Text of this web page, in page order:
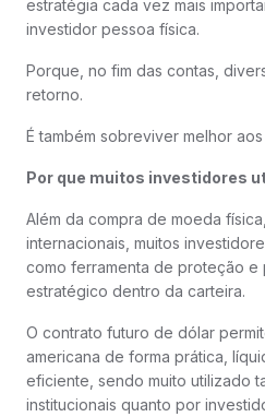
estratégia cada vez mais
investidor pessoa física.
Porque, no fim das contas,
retorno.
É também sobreviver melhor
Por que muitos investidores
Além da compra de moeda
internacionais, muitos
como ferramenta de proteção e
estratégico dentro da carteira.
O contrato futuro de dólar
americana de forma prática,
eficiente, sendo muito utilizado
institucionais quanto por